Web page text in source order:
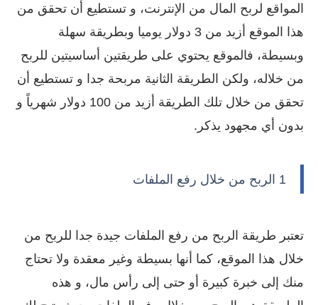
المواقع لربح المال من الإنترنت، و تستطيع أن تحقق من
هذا الموقع أزيد من 3 دولار يوميا وبطريقة سهلة
وبسيطة، فالموقع يحتوي على طريقتين أساسيتين للربح
من خلاله، ولكن الطريقة الثانية مربحة جدا و تستطيع أن
تحقق من خلال تلك الطريقة أزيد من 100 دولار شهرياً و
بدون أي مجهود يذكر.
1 الربح من خلال رفع الملفات
تعتبر طريقة الربح من رفع الملفات جيدة جدا للربح من
خلال هذا الموقع، كما أنها بسيطة وغير معقدة ولا تحتاج
منك إلى خبرة كبيرة أو حتى إلى رأس مال، و هذه